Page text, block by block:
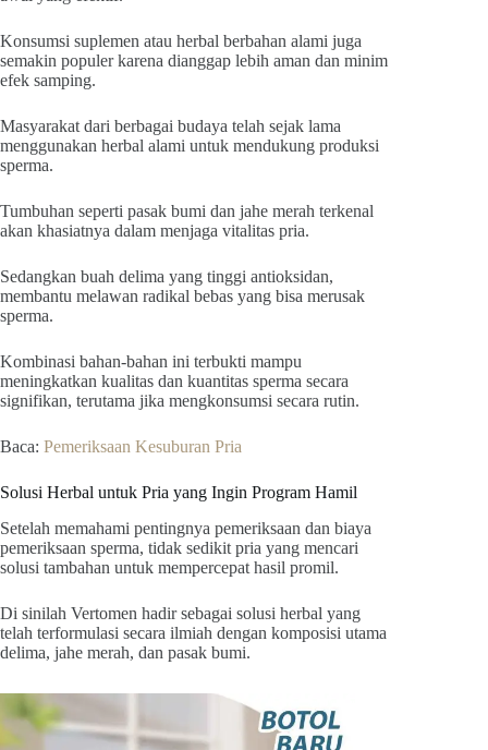
Konsumsi suplemen atau herbal berbahan alami juga
semakin populer karena dianggap lebih aman dan minim
efek samping.
Masyarakat dari berbagai budaya telah sejak lama
menggunakan herbal alami untuk mendukung produksi
sperma.
Tumbuhan seperti pasak bumi dan jahe merah terkenal
akan khasiatnya dalam menjaga vitalitas pria.
Sedangkan buah delima yang tinggi antioksidan,
membantu melawan radikal bebas yang bisa merusak
sperma.
Kombinasi bahan-bahan ini terbukti mampu
meningkatkan kualitas dan kuantitas sperma secara
signifikan, terutama jika mengkonsumsi secara rutin.
Baca: Pemeriksaan Kesuburan Pria
Solusi Herbal untuk Pria yang Ingin Program Hamil
Setelah memahami pentingnya pemeriksaan dan biaya
pemeriksaan sperma, tidak sedikit pria yang mencari
solusi tambahan untuk mempercepat hasil promil.
Di sinilah Vertomen hadir sebagai solusi herbal yang
telah terformulasi secara ilmiah dengan komposisi utama
delima, jahe merah, dan pasak bumi.